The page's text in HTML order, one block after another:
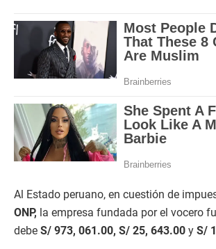
Al Estado peruano, en cuestión de
ONP, la empresa fundada por el vocero
debe S/ 973, 061.00, S/ 25, 643.00 y S/